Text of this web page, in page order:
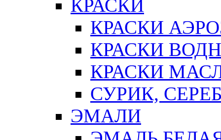
КРАСКИ
КРАСКИ
КРАСКИ
КРАСКИ
СУРИК,
ЭМАЛИ